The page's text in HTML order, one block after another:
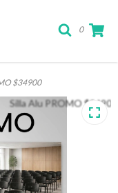
0
$34900